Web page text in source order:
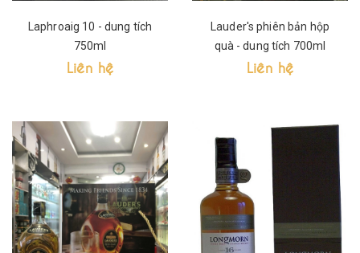
Laphroaig 10 - dung tích
750ml
Liên hệ
Lauder's phiên bản hộp
quà - dung tích 700ml
Liên hệ